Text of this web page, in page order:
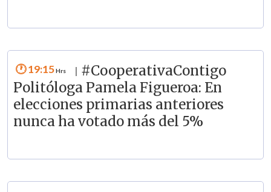
19:15
#CooperativaContigo
Politóloga Pamela Figueroa: En
elecciones primarias anteriores
nunca ha votado más del 5%